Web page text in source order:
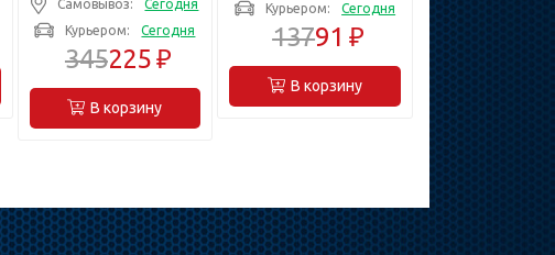
Дифференциальный
выключатель (SV-
49174-300-63)
Самовывоз:
Сегодня
Курьером:
Сегодня
345225 ₽
В корзину
выключатель (SV-
49071-63-C)
Курьером:
Сегодня
13791 ₽
В корзину